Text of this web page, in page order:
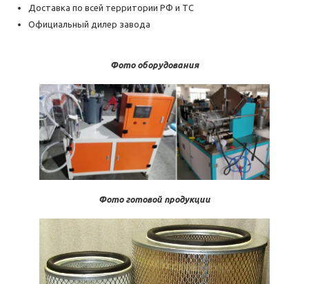
Доставка по всей территории РФ и ТС
Официальный дилер завода
Фото оборудования
Фото готовой продукции